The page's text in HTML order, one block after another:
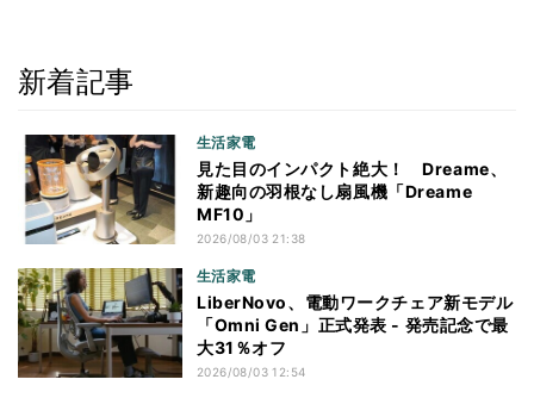
新着記事
生活家電
見た目のインパクト絶大！ Dreame、
新趣向の羽根なし扇風機「Dreame
MF10」
2026/08/03 21:38
生活家電
LiberNovo、電動ワークチェア新モデル
「Omni Gen」正式発表 - 発売記念で最
大31％オフ
2026/08/03 12:54